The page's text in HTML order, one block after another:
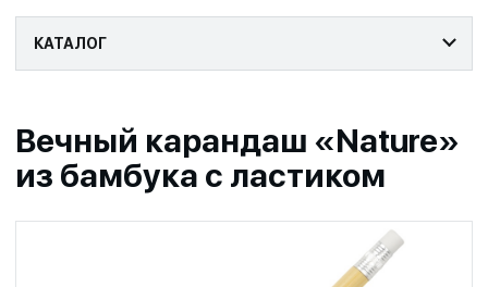
КАТАЛОГ
Вечный карандаш «Nature»
из бамбука с ластиком